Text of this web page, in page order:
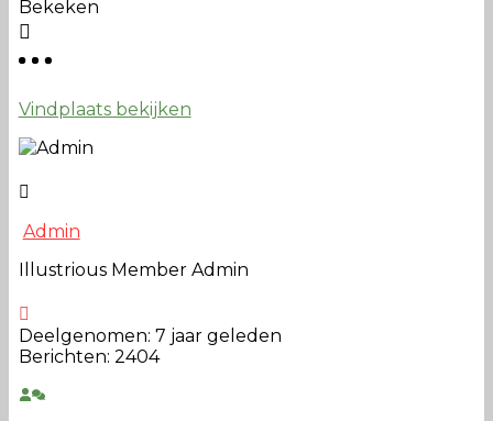
Bekeken
Vindplaats bekijken
Admin
Illustrious Member Admin
Deelgenomen: 7 jaar geleden
Berichten: 2404